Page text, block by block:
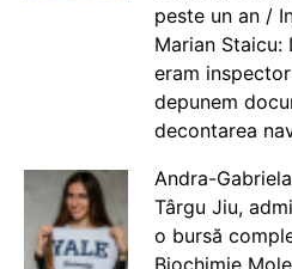
peste un an /
Marian Staicu:
eram
depunem
decontarea
Andra-
Târgu Jiu,
o bursă
Biochimie